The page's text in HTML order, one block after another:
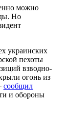
можно
Но
украинских
пехоты
взводно-
огонь из
сообщил
и обороны